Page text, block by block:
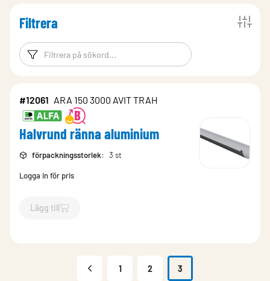
Filtrera
Filtreringsord Filtrera
#12061 ARA 150 3000 AVIT TRAH
Halvrund ränna aluminium
förpackningsstorlek: 3 st
Logga in för pris
Lägg till
`$Lägg till
1 2 3